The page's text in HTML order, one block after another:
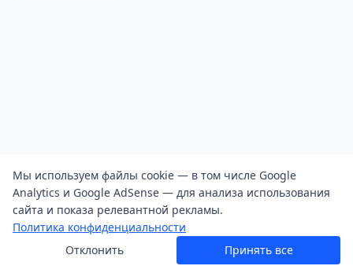
Мы используем файлы cookie — в том числе Google
Analytics и Google AdSense — для анализа использования
сайта и показа релевантной рекламы.
Политика конфиденциальности
Отклонить
Принять все